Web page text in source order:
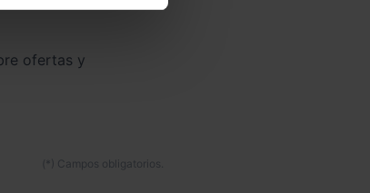
ofertas y